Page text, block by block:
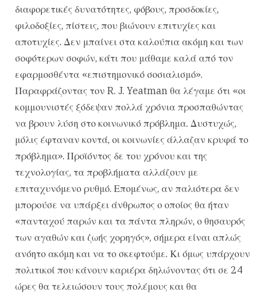
διαφορετικές δυνατότητες, φόβους, προσδοκίες,
φιλοδοξίες, πίστεις, που βιώνουν επιτυχίες και
αποτυχίες. Δεν μπαίνει στα καλούπια ακόμη και των
σοφότερων σοφών, κάτι που μάθαμε καλά από τον
εφαρμοσθέντα «επιστημονικό σοσιαλισμό».
Παραφράζοντας τον R. J. Yeatman θα λέγαμε ότι «οι
κομμουνιστές ξόδεψαν πολλά χρόνια προσπαθώντας
να βρουν λύση στο κοινωνικό πρόβλημα. Δυστυχώς,
μόλις έφταναν κοντά, οι κοινωνίες άλλαζαν κρυφά το
πρόβλημα». Προϊόντος δε του χρόνου και της
τεχνολογίας, τα προβλήματα αλλάζουν με
επιταχυνόμενο ρυθμό. Επομένως, αν παλιότερα δεν
μπορούσε να υπάρξει άνθρωπος ο οποίος θα ήταν
«πανταχού παρών και τα πάντα πληρών, ο θησαυρός
των αγαθών και ζωής χορηγός», σήμερα είναι απλώς
ανόητο ακόμη και να το σκεφτούμε. Κι όμως υπάρχουν
πολιτικοί που κάνουν καριέρα δηλώνοντας ότι σε 24
ώρες θα τελειώσουν τους πολέμους και θα